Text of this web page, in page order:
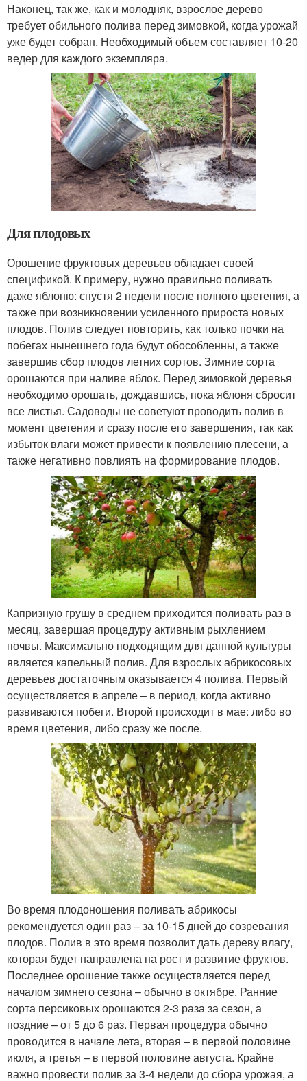
Наконец, так же, как и молодняк, взрослое дерево
требует обильного полива перед зимовкой, когда урожай
уже будет собран. Необходимый объем составляет 10-20
ведер для каждого экземпляра.
Для плодовых
Орошение фруктовых деревьев обладает своей
спецификой. К примеру, нужно правильно поливать
даже яблоню: спустя 2 недели после полного цветения, а
также при возникновении усиленного прироста новых
плодов. Полив следует повторить, как только почки на
побегах нынешнего года будут обособленны, а также
завершив сбор плодов летних сортов. Зимние сорта
орошаются при наливе яблок. Перед зимовкой деревья
необходимо орошать, дождавшись, пока яблоня сбросит
все листья. Садоводы не советуют проводить полив в
момент цветения и сразу после его завершения, так как
избыток влаги может привести к появлению плесени, а
также негативно повлиять на формирование плодов.
Капризную грушу в среднем приходится поливать раз в
месяц, завершая процедуру активным рыхлением
почвы. Максимально подходящим для данной культуры
является капельный полив. Для взрослых абрикосовых
деревьев достаточным оказывается 4 полива. Первый
осуществляется в апреле – в период, когда активно
развиваются побеги. Второй происходит в мае: либо во
время цветения, либо сразу же после.
Во время плодоношения поливать абрикосы
рекомендуется один раз – за 10-15 дней до созревания
плодов. Полив в это время позволит дать дереву влагу,
которая будет направлена на рост и развитие фруктов.
Последнее орошение также осуществляется перед
началом зимнего сезона – обычно в октябре. Ранние
сорта персиковых орошаются 2-3 раза за сезон, а
поздние – от 5 до 6 раз. Первая процедура обычно
проводится в начале лета, вторая – в первой половине
июля, а третья – в первой половине августа. Крайне
важно провести полив за 3-4 недели до сбора урожая, а